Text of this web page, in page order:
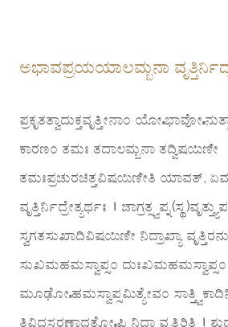
ಅಭಾವಪ್ರಯಯಾಲಮ್ಬನಾ
ಪ್ರಕೃತತ್ವಾದುಕ್ತವೃತ್ತೀನಾಂ
ಕಾರಣಂ ತಮಃ ತದಾಲಮ್ಬನಾ ತದ್ವಿಷಯಿಣೀ
ತಮಃಪ್ರಚುರಚಿತ್ತವಿಷಯಿಣೀತಿ ಯಾವತ್,
ವೃತ್ತಿರ್ನಿದ್ರೇತ್ಯರ್ಥಃ ।
ಸ್ವಗತಸುಖಾದಿವಿಷಯಿಣೀ ನಿದ್ರಾಖ್ಯಾ
ಸುಖಮಹಮಸ್ವಾಪ್ಸಂ
ಮೂಢೋಽಹಮಸ್ವಾಪ್ಸಮಿತ್ಯೇವಂ
ತ್ರಿವಿಧಸ್ಮರಣಾದತೋಽಪಿ ನಿದ್ರಾ ವೃತ್ತಿರಿತಿ ।